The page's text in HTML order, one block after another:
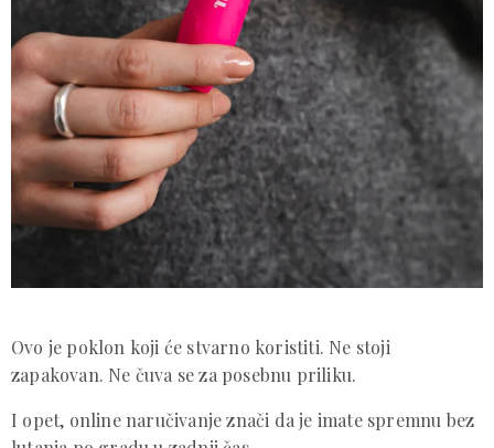
Ovo je poklon koji će stvarno koristiti. Ne stoji
zapakovan. Ne čuva se za posebnu priliku.
I opet, online naručivanje znači da je imate spremnu bez